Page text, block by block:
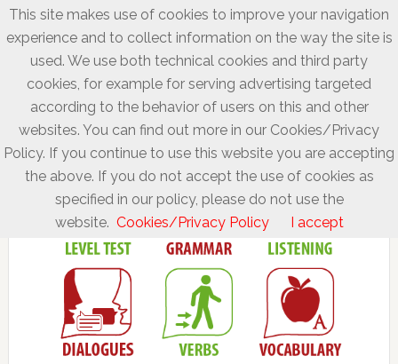
This site makes use of cookies to improve your navigation
experience and to collect information on the way the site is
used. We use both technical cookies and third party
cookies, for example for serving advertising targeted
according to the behavior of users on this and other
websites. You can find out more in our Cookies/Privacy
Policy. If you continue to use this website you are accepting
the above. If you do not accept the use of cookies as
specified in our policy, please do not use the
website. Cookies/Privacy Policy I accept